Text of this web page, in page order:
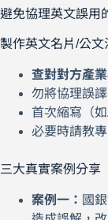
避免協理英文誤用
製作英文名片/公文
查對對方產
勿將協理誤
首次縮寫（
必要時請教
三大真實案例分享
案例一： 國